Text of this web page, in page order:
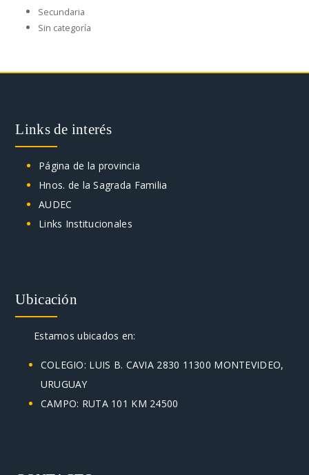
Secundaria
Sin categoría
Links de interés
Página de la provincia
Hnos. de la Sagrada Familia
AUDEC
Links Institucionales
Ubicación
Estamos ubicados en:
COLEGIO: LUIS B. CAVIA 2830 11300 MONTEVIDEO,
URUGUAY
CAMPO: RUTA 101 KM 24500